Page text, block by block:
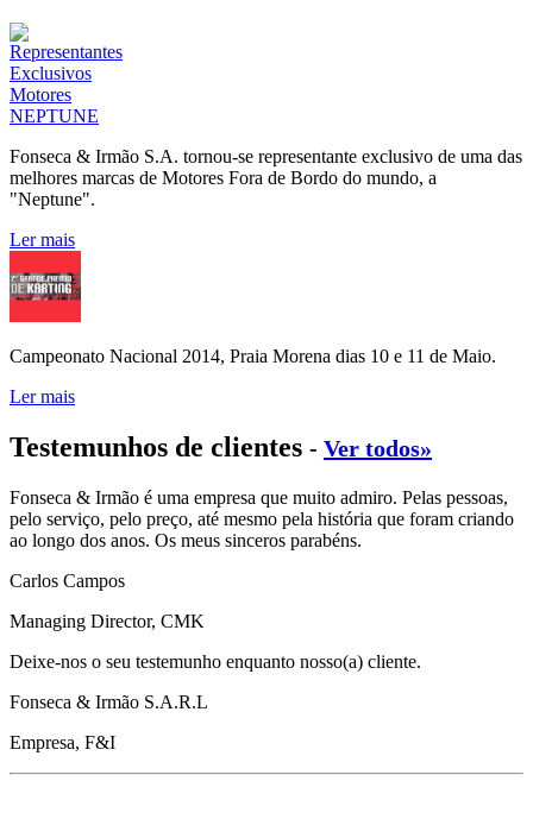
Fonseca & Irmão S.A. tornou-se representante exclusivo de uma das
melhores marcas de Motores Fora de Bordo do mundo, a
"Neptune".
Ler mais
Campeonato Nacional 2014, Praia Morena dias 10 e 11 de Maio.
Ler mais
Testemunhos de clientes - Ver todos»
Fonseca & Irmão é uma empresa que muito admiro. Pelas pessoas,
pelo serviço, pelo preço, até mesmo pela história que foram criando
ao longo dos anos. Os meus sinceros parabéns.
Carlos Campos
Managing Director, CMK
Deixe-nos o seu testemunho enquanto nosso(a) cliente.
Fonseca & Irmão S.A.R.L
Empresa, F&I